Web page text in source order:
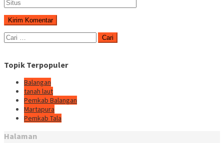
Cari
untuk:
Topik Terpopuler
Balangan
tanah laut
Pemkab Balangan
Martapura
Pemkab Tala
Halaman